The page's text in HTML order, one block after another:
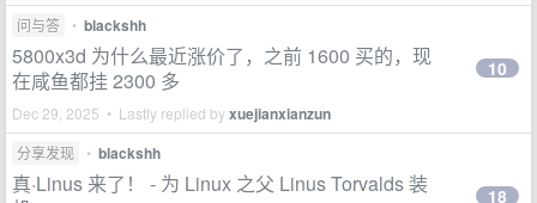
问与答 • blackshh
5800x3d 为什么最近涨价了，之前 1600 买的，现
在咸鱼都挂 2300 多
Dec 29, 2025 • Lastly replied byxuejianxianzun
10
分享发现 • blackshh
真·Linus 来了！ - 为 Linux 之父 Linus Torvalds 装
18